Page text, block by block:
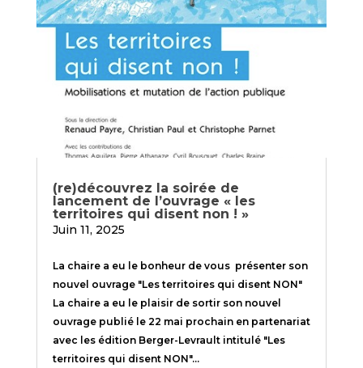
(re)découvrez la soirée de
lancement de l’ouvrage « les
territoires qui disent non ! »
Juin 11, 2025
La chaire a eu le bonheur de vous présenter son
nouvel ouvrage "Les territoires qui disent NON"
La chaire a eu le plaisir de sortir son nouvel
ouvrage publié le 22 mai prochain en partenariat
avec les édition Berger-Levrault intitulé "Les
territoires qui disent NON"...